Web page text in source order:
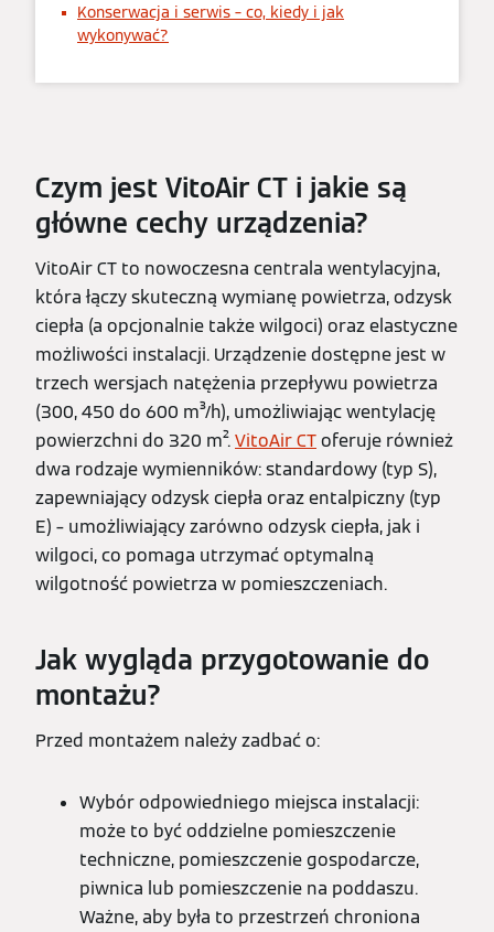
Konserwacja i serwis – co, kiedy i jak
wykonywać?
Czym jest VitoAir CT i jakie są
główne cechy urządzenia?
VitoAir CT to nowoczesna centrala wentylacyjna,
która łączy skuteczną wymianę powietrza, odzysk
ciepła (a opcjonalnie także wilgoci) oraz elastyczne
możliwości instalacji. Urządzenie dostępne jest w
trzech wersjach natężenia przepływu powietrza
(300, 450 do 600 m³/h), umożliwiając wentylację
powierzchni do 320 m².VitoAir CToferuje również
dwa rodzaje wymienników: standardowy (typ S),
zapewniający odzysk ciepła oraz entalpiczny (typ
E) – umożliwiający zarówno odzysk ciepła, jak i
wilgoci, co pomaga utrzymać optymalną
wilgotność powietrza w pomieszczeniach.
Jak wygląda przygotowanie do
montażu?
Przed montażem należy zadbać o:
Wybór odpowiedniego miejsca instalacji:
może to być oddzielne pomieszczenie
techniczne, pomieszczenie gospodarcze,
piwnica lub pomieszczenie na poddaszu.
Ważne, aby była to przestrzeń chroniona